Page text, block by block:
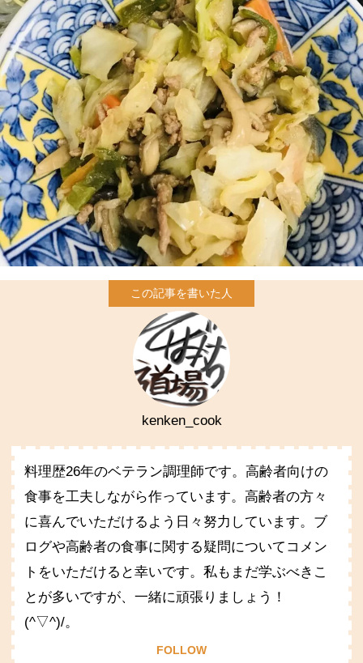
kenken_cook
料理歴26年のベテラン調理師です。高齢者向けの
食事を工夫しながら作っています。高齢者の方々
に喜んでいただけるよう日々努力しています。ブ
ログや高齢者の食事に関する疑問についてコメン
トをいただけると幸いです。私もまだ学ぶべきこ
とが多いですが、一緒に頑張りましょう！
(^▽^)/。
FOLLOW